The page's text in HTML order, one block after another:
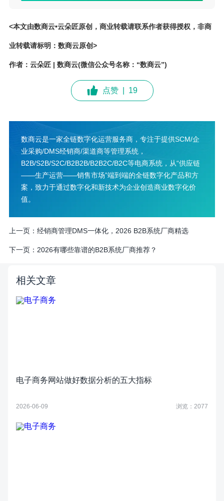
<本文由数商云•云朵匠原创，商业转载请联系作者获得授权，非商
业转载请标明：数商云原创>
作者：云朵匠 | 数商云(微信公众号名称：“数商云”)
点赞 19
数商云是一家全链数字化运营服务商，专注于提供SCM/企
业采购/DMS经销商/渠道商等管理系统，
B2B/S2B/S2C/B2B2B/B2B2C/B2C等电商系统，从“供应链
——生产运营——销售市场”端到端的全链数字化产品和方
案，致力于通过数字化和新技术为企业创造商业数字化价
值。
上一页： 经销商管理DMS一体化，2026 B2B系统厂商精选
下一页： 2026有哪些靠谱的B2B系统厂商推荐？
相关文章
电子商务网站做好数据分析的五大指标
2026-06-09 浏览：2077